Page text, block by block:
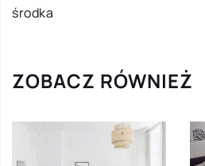
środka
ZOBACZ RÓWNIEŻ